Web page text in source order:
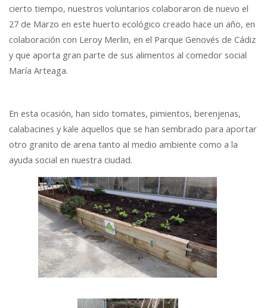
cierto tiempo, nuestros voluntarios colaboraron de nuevo el
27 de Marzo en este huerto ecológico creado hace un año, en
colaboración con Leroy Merlin, en el Parque Genovés de Cádiz
y que aporta gran parte de sus alimentos al comedor social
María Arteaga.
En esta ocasión, han sido tomates, pimientos, berenjenas,
calabacines y kale aquellos que se han sembrado para aportar
otro granito de arena tanto al medio ambiente como a la
ayuda social en nuestra ciudad.